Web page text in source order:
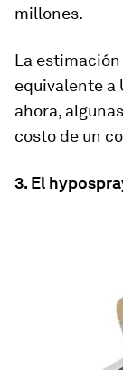
millones.
La estimación
equivalente a
ahora,
costo de un
3. El